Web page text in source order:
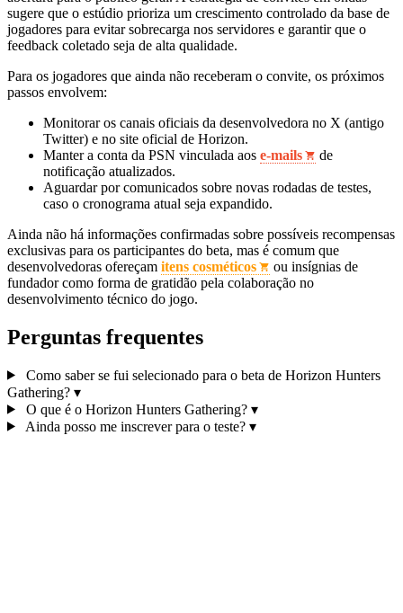
sugere que o estúdio prioriza um crescimento controlado da base de
jogadores para evitar sobrecarga nos servidores e garantir que o
feedback coletado seja de alta qualidade.
Para os jogadores que ainda não receberam o convite, os próximos
passos envolvem:
Monitorar os canais oficiais da desenvolvedora no X (antigo
Twitter) e no site oficial de Horizon.
Manter a conta da PSN vinculada aos e-mails
de
notificação atualizados.
Aguardar por comunicados sobre novas rodadas de testes,
caso o cronograma atual seja expandido.
Ainda não há informações confirmadas sobre possíveis recompensas
exclusivas para os participantes do beta, mas é comum que
desenvolvedoras ofereçam itens cosméticos
ou insígnias de
fundador como forma de gratidão pela colaboração no
desenvolvimento técnico do jogo.
Perguntas frequentes
Como saber se fui selecionado para o beta de Horizon Hunters
Gathering? ▾
O que é o Horizon Hunters Gathering? ▾
Ainda posso me inscrever para o teste? ▾